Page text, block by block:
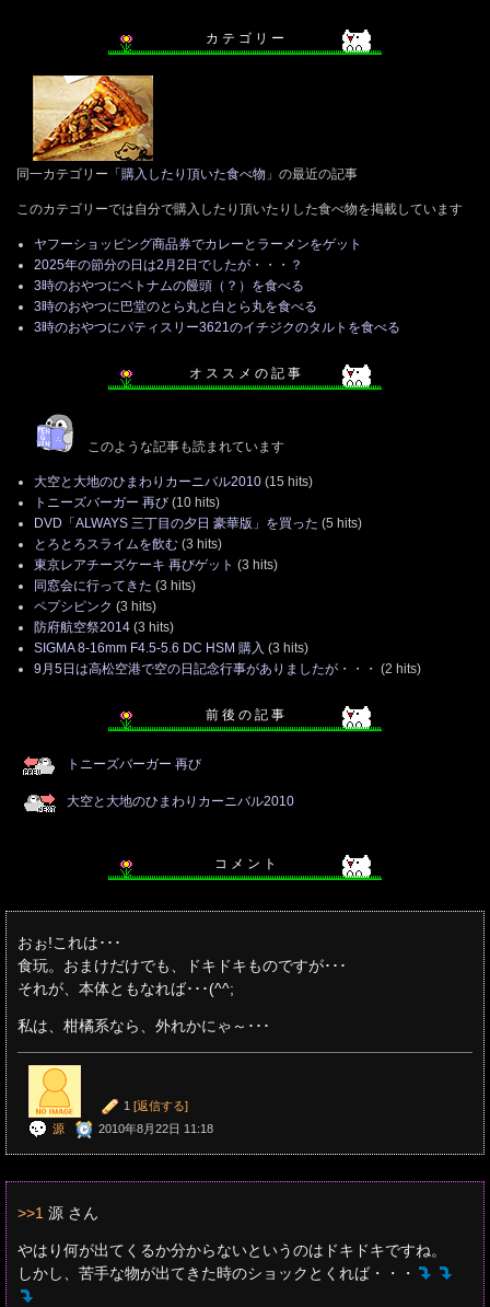
カ テ ゴ リ ー
同一カテゴリー「購入したり頂いた食べ物 」の最近の記事
このカテゴリーでは自分で購入したり頂いたりした食べ物を掲載しています
ヤフーショッピング商品券でカレーとラーメンをゲット
2025年の節分の日は2月2日でしたが・・・？
3時のおやつにベトナムの饅頭（？）を食べる
3時のおやつに巴堂のとら丸と白とら丸を食べる
3時のおやつにパティスリー3621のイチジクのタルトを食べる
オ ス ス メ の 記 事
このような記事も読まれています
大空と大地のひまわりカーニバル2010 (15 hits)
トニーズバーガー 再び (10 hits)
DVD「ALWAYS 三丁目の夕日 豪華版」を買った (5 hits)
とろとろスライムを飲む (3 hits)
東京レアチーズケーキ 再びゲット (3 hits)
同窓会に行ってきた (3 hits)
ペプシピンク (3 hits)
防府航空祭2014 (3 hits)
SIGMA 8-16mm F4.5-5.6 DC HSM 購入 (3 hits)
9月5日は高松空港で空の日記念行事がありましたが・・・ (2 hits)
前 後 の 記 事
トニーズバーガー 再び
大空と大地のひまわりカーニバル2010
コ メ ン ト
おぉ!これは･･･
食玩。おまけだけでも、ドキドキものですが･･･
それが、本体ともなれば･･･(^^;
私は、柑橘系なら、外れかにゃ～･･･
1 [返信する]
源
2010年8月22日 11:18
>>1 源 さん
やはり何が出てくるか分からないというのはドキドキですね。
しかし、苦手な物が出てきた時のショックとくれば・・・